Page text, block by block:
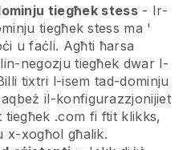
tiegħek stess- Ir-
tiegħek stess ma '
u faċli. Agħti ħarsa
negozju tiegħek dwar l-
tixtri l-isem tad-dominju
il-konfigurazzjonijiet
.com fi ftit klikks,
x-xogħol għalik.